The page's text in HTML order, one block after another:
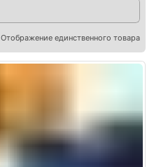
Отображение единственного товара